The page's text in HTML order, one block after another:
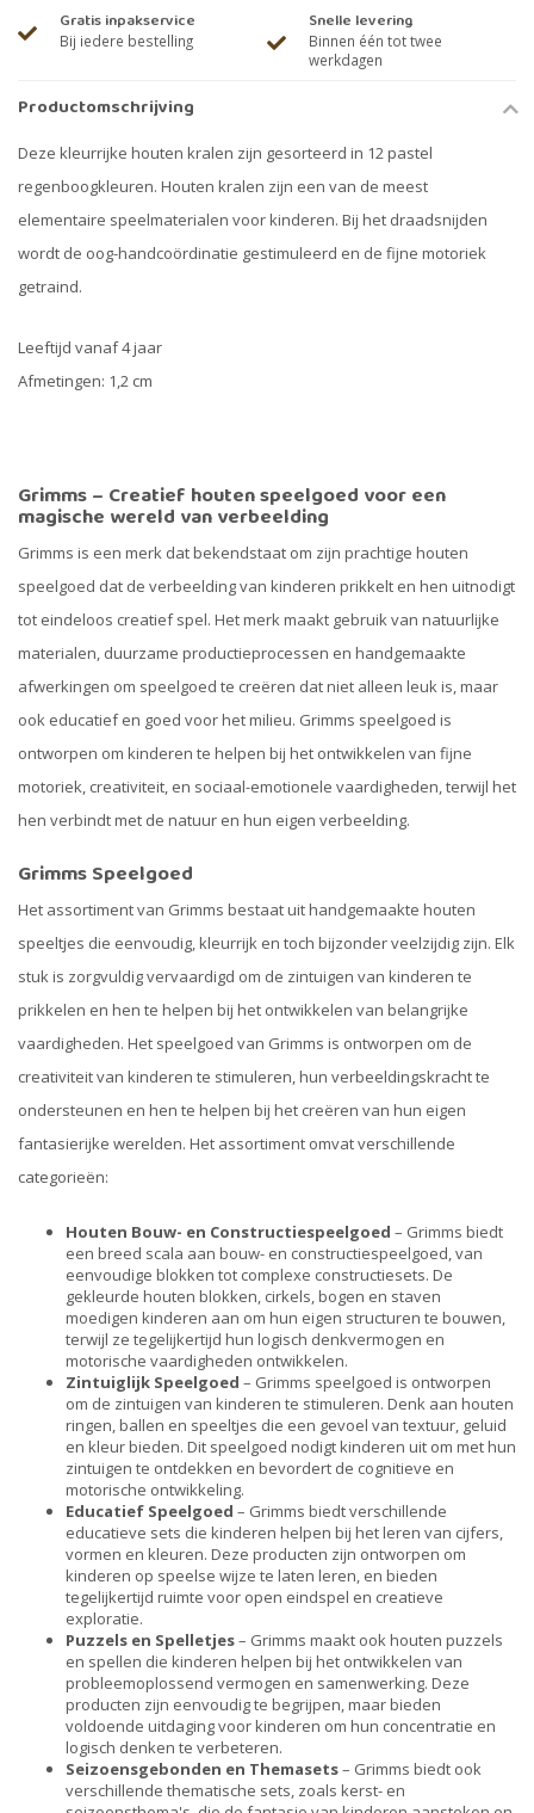
Gratis inpakservice
Bij iedere bestelling
Snelle levering
Binnen één tot twee
werkdagen
Productomschrijving
Deze kleurrijke houten kralen zijn gesorteerd in 12 pastel
regenboogkleuren. Houten kralen zijn een van de meest
elementaire speelmaterialen voor kinderen. Bij het draadsnijden
wordt de oog-handcoördinatie gestimuleerd en de fijne motoriek
getraind.
Leeftijd vanaf 4 jaar
Afmetingen: 1,2 cm
Grimms – Creatief houten speelgoed voor een
magische wereld van verbeelding
Grimms is een merk dat bekendstaat om zijn prachtige houten
speelgoed dat de verbeelding van kinderen prikkelt en hen uitnodigt
tot eindeloos creatief spel. Het merk maakt gebruik van natuurlijke
materialen, duurzame productieprocessen en handgemaakte
afwerkingen om speelgoed te creëren dat niet alleen leuk is, maar
ook educatief en goed voor het milieu. Grimms speelgoed is
ontworpen om kinderen te helpen bij het ontwikkelen van fijne
motoriek, creativiteit, en sociaal-emotionele vaardigheden, terwijl het
hen verbindt met de natuur en hun eigen verbeelding.
Grimms Speelgoed
Het assortiment van Grimms bestaat uit handgemaakte houten
speeltjes die eenvoudig, kleurrijk en toch bijzonder veelzijdig zijn. Elk
stuk is zorgvuldig vervaardigd om de zintuigen van kinderen te
prikkelen en hen te helpen bij het ontwikkelen van belangrijke
vaardigheden. Het speelgoed van Grimms is ontworpen om de
creativiteit van kinderen te stimuleren, hun verbeeldingskracht te
ondersteunen en hen te helpen bij het creëren van hun eigen
fantasierijke werelden. Het assortiment omvat verschillende
categorieën:
Houten Bouw- en Constructiespeelgoed – Grimms biedt
een breed scala aan bouw- en constructiespeelgoed, van
eenvoudige blokken tot complexe constructiesets. De
gekleurde houten blokken, cirkels, bogen en staven
moedigen kinderen aan om hun eigen structuren te bouwen,
terwijl ze tegelijkertijd hun logisch denkvermogen en
motorische vaardigheden ontwikkelen.
Zintuiglijk Speelgoed – Grimms speelgoed is ontworpen
om de zintuigen van kinderen te stimuleren. Denk aan houten
ringen, ballen en speeltjes die een gevoel van textuur, geluid
en kleur bieden. Dit speelgoed nodigt kinderen uit om met hun
zintuigen te ontdekken en bevordert de cognitieve en
motorische ontwikkeling.
Educatief Speelgoed – Grimms biedt verschillende
educatieve sets die kinderen helpen bij het leren van cijfers,
vormen en kleuren. Deze producten zijn ontworpen om
kinderen op speelse wijze te laten leren, en bieden
tegelijkertijd ruimte voor open eindspel en creatieve
exploratie.
Puzzels en Spelletjes– Grimms maakt ook houten puzzels
en spellen die kinderen helpen bij het ontwikkelen van
probleemoplossend vermogen en samenwerking. Deze
producten zijn eenvoudig te begrijpen, maar bieden
voldoende uitdaging voor kinderen om hun concentratie en
logisch denken te verbeteren.
Seizoensgebonden en Themasets– Grimms biedt ook
verschillende thematische sets, zoals kerst- en